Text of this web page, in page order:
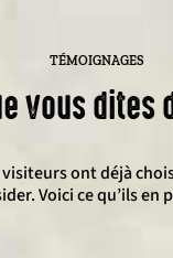
TÉMOIGNAGES
vous dites
ont déjà
Voici ce qu’ils en